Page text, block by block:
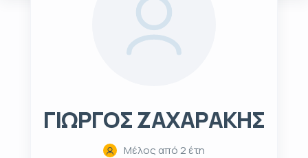
ΓΙΩΡΓΟΣ ΖΑΧΑΡΑΚΗΣ
Μέλος από 2 έτη